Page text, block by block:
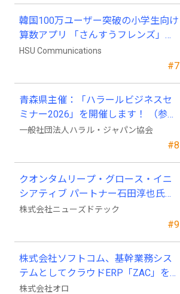
#7
韓国100万ユーザー突破の小学生向け
算数アプリ 「さんすうフレンズ」、
ついに日本上陸!
HSU Communications
#8
青森県主催：「ハラールビジネスセ
ミナー2026」を開催します！ （参加
費無料）
一般社団法人ハラル・ジャパン協会
#9
クオンタムリープ・グロース・イニ
シアティブ パートナー石田淳也氏が
ニューズドテックの戦略顧問に就任
株式会社ニューズドテック
株式会社ソフトコム、基幹業務シス
テムとしてクラウドERP「ZAC」を採
用
株式会社オロ